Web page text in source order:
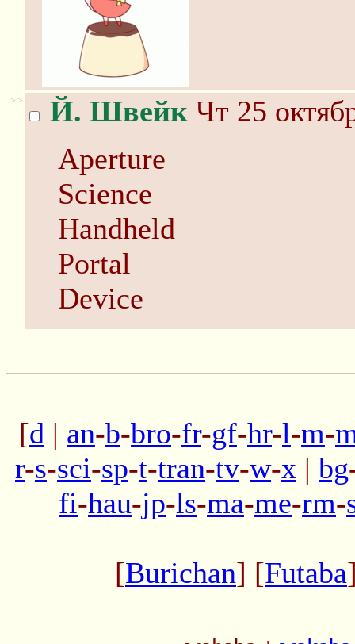
>> Й. Швейк Чт 25
Aperture
Science
Handheld
Portal
Device
[d | an-b-bro-fr-gf-hr-l-m-
r-s-sci-sp-t-tran-tv-w-x | bg
fi-hau-jp-ls-ma-me-rm-
[Burichan] [Futaba